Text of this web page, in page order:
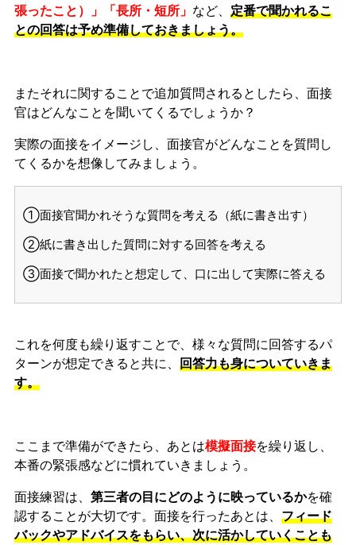
張ったこと）」「長所・短所」 など、 定番で聞かれるこ
との回答は予め準備しておきましょう。
またそれに関することで追加質問されるとしたら、面接
官はどんなことを聞いてくるでしょうか？
実際の面接をイメージし、面接官がどんなことを質問し
てくるかを想像してみましょう。
①面接官聞かれそうな質問を考える（紙に書き出す）
②紙に書き出した質問に対する回答を考える
③面接で聞かれたと想定して、口に出して実際に答える
これを何度も繰り返すことで、様々な質問に回答するパ
ターンが想定できると共に、 回答力も身についていきま
す。
ここまで準備ができたら、あとは模擬面接を繰り返し、
本番の緊張感などに慣れていきましょう。
面接練習は、 第三者の目にどのように映っているかを確
認することが大切です。面接を行ったあとは、 フィード
バックやアドバイスをもらい、次に活かしていくことも